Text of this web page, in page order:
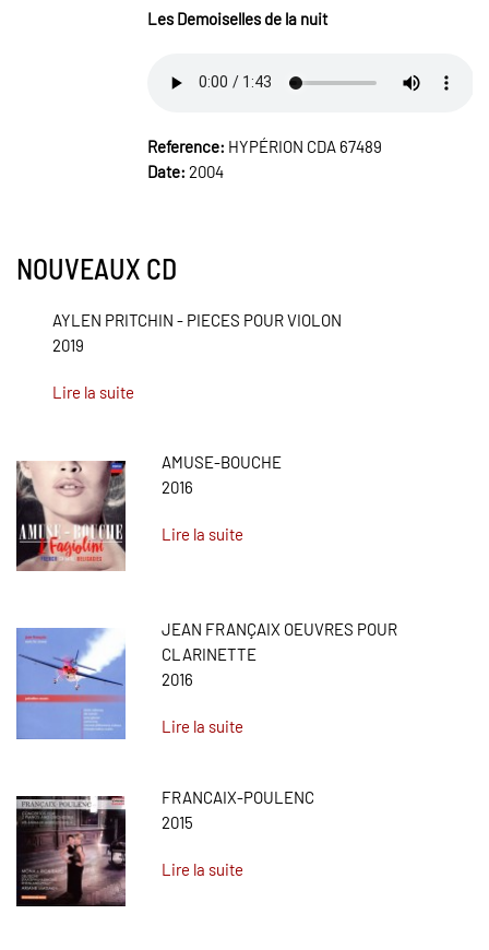
Les Demoiselles de la nuit
Reference: HYPÉRION CDA 67489
Date: 2004
NOUVEAUX CD
AYLEN PRITCHIN - PIECES POUR VIOLON
2019
Lire la suite
AMUSE-BOUCHE
2016
Lire la suite
JEAN FRANÇAIX OEUVRES POUR
CLARINETTE
2016
Lire la suite
FRANCAIX-POULENC
2015
Lire la suite